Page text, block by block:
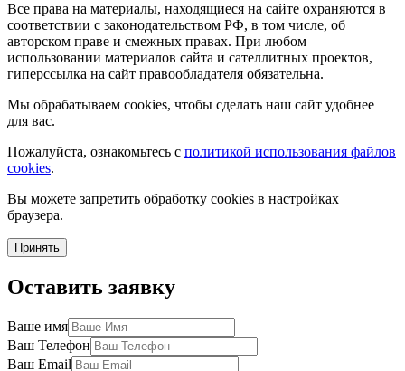
Все права на материалы, находящиеся на сайте охраняются в
соответствии с законодательством РФ, в том числе, об
авторском праве и смежных правах. При любом
использовании материалов сайта и сателлитных проектов,
гиперссылка на сайт правообладателя обязательна.
Мы обрабатываем cookies, чтобы сделать наш сайт удобнее
для вас.
Пожалуйста, ознакомьтесь с политикой использования файлов
cookies.
Вы можете запретить обработку cookies в настройках
браузера.
Принять
Оставить заявку
Ваше имя
Ваш Телефон
Ваш Email